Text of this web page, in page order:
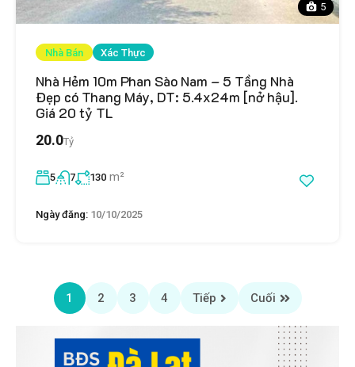
5
Nhà Bán Xác Thực
Nhà Hẻm 10m Phan Sào Nam – 5 Tầng Nhà
Đẹp có Thang Máy, DT: 5.4x24m [nở hậu].
Giá 20 tỷ TL
20.0Tỷ
5 7 130 m²
Ngày đăng: 10/10/2025
1 2 3 4 Tiếp Cuối